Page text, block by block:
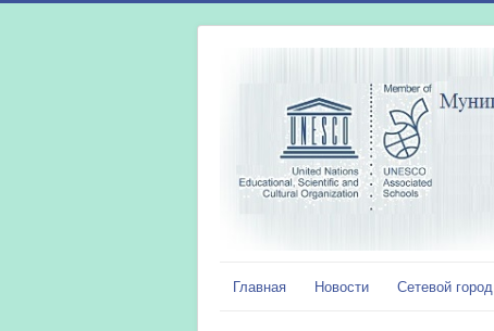
Главная Новости Сетевой город